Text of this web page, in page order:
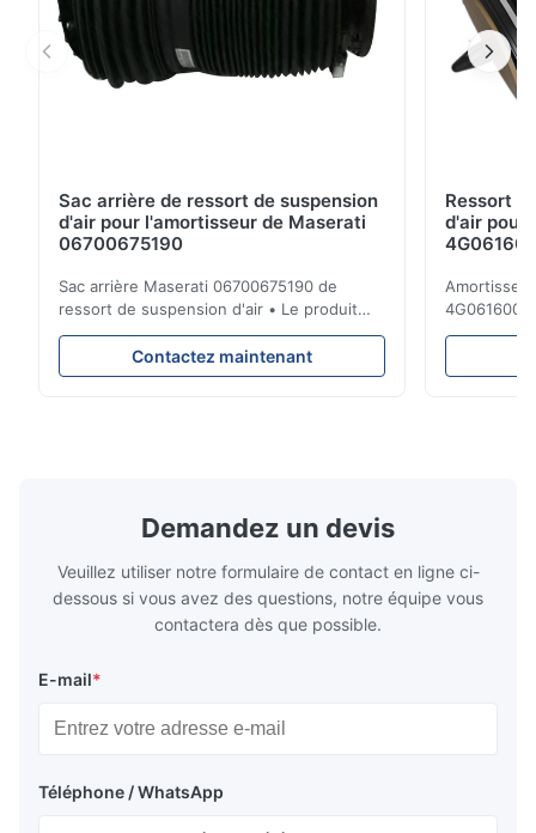
Sac arrière de ressort de suspension
d'air pour l'amortisseur de Maserati
06700675190
Sac arrière Maserati 06700675190 de
ressort de suspension d'air • Le produit
est 100% compatible avec la cloison
originale. Produit : Ressort pneumatique et
airbag No. d'OEM : 06700675190 No. de
Contactez maintenant
Ressort
d'air pour
d'Audi A6
réparation
Demandez un devis
Veuillez utiliser notre formulaire de contact en ligne ci-
dessous si vous avez des questions, notre équipe vous
contactera dès que possible.
E-mail*
Téléphone / WhatsApp